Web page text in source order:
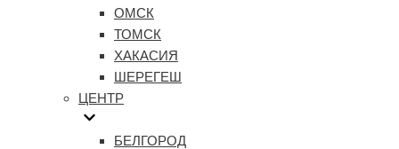
ОМСК
ТОМСК
ХАКАСИЯ
ШЕРЕГЕШ
ЦЕНТР
БЕЛГОРОД